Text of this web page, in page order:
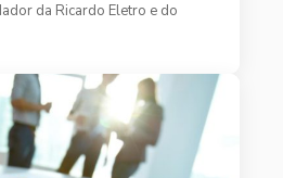
da Ricardo Eletro e do